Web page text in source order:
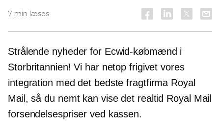
7 min læses
Strålende nyheder for Ecwid-købmænd i
Storbritannien! Vi har netop frigivet vores
integration med det bedste fragtfirma Royal
Mail, så du nemt kan vise det realtid Royal Mail
forsendelsespriser ved kassen.